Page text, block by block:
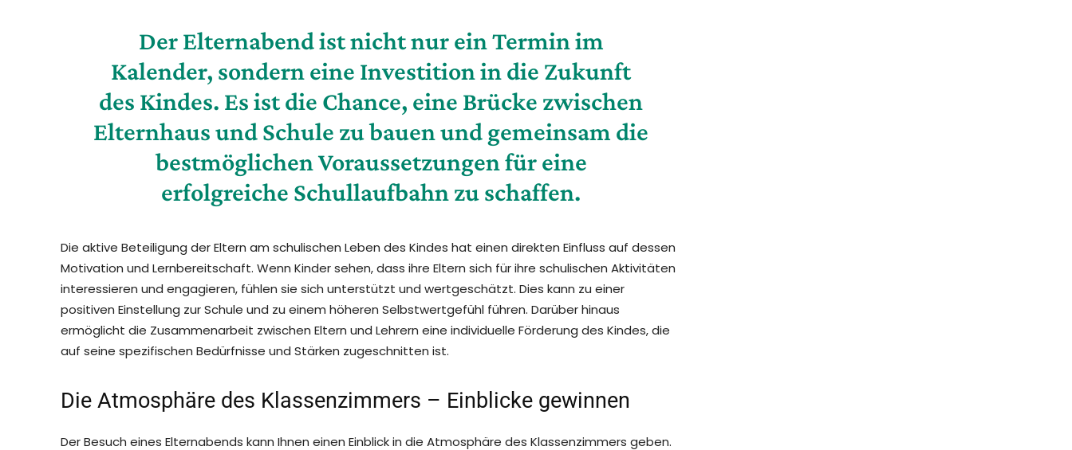
Der Elternabend ist nicht nur ein Termin im
Kalender, sondern eine Investition in die Zukunft
des Kindes. Es ist die Chance, eine Brücke zwischen
Elternhaus und Schule zu bauen und gemeinsam die
bestmöglichen Voraussetzungen für eine
erfolgreiche Schullaufbahn zu schaffen.
Die aktive Beteiligung der Eltern am schulischen Leben des Kindes hat einen direkten Einfluss auf dessen
Motivation und Lernbereitschaft. Wenn Kinder sehen, dass ihre Eltern sich für ihre schulischen Aktivitäten
interessieren und engagieren, fühlen sie sich unterstützt und wertgeschätzt. Dies kann zu einer
positiven Einstellung zur Schule und zu einem höheren Selbstwertgefühl führen. Darüber hinaus
ermöglicht die Zusammenarbeit zwischen Eltern und Lehrern eine individuelle Förderung des Kindes, die
auf seine spezifischen Bedürfnisse und Stärken zugeschnitten ist.
Die Atmosphäre des Klassenzimmers – Einblicke gewinnen
Der Besuch eines Elternabends kann Ihnen einen Einblick in die Atmosphäre des Klassenzimmers geben.